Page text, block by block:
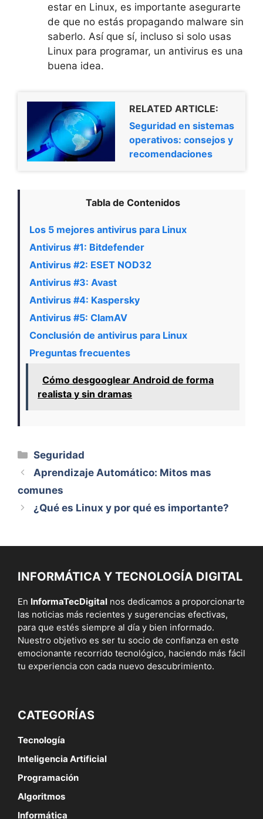
estar en Linux, es importante asegurarte
de que no estás propagando malware sin
saberlo. Así que sí, incluso si solo usas
Linux para programar, un antivirus es una
buena idea.
RELATED ARTICLE:
Seguridad en sistemas
operativos: consejos y
recomendaciones
Tabla de Contenidos
Los 5 mejores antivirus para Linux
Antivirus #1: Bitdefender
Antivirus #2: ESET NOD32
Antivirus #3: Avast
Antivirus #4: Kaspersky
Antivirus #5: ClamAV
Conclusión de antivirus para Linux
Preguntas frecuentes
Cómo desgooglear Android de forma
realista y sin dramas
Categorías
Seguridad
Aprendizaje Automático: Mitos mas
comunes
¿Qué es Linux y por qué es importante?
INFORMÁTICA Y TECNOLOGÍA DIGITAL
En InformaTecDigital nos dedicamos a proporcionarte
las noticias más recientes y sugerencias efectivas,
para que estés siempre al día y bien informado.
Nuestro objetivo es ser tu socio de confianza en este
emocionante recorrido tecnológico, haciendo más fácil
tu experiencia con cada nuevo descubrimiento.
CATEGORÍAS
Tecnología
Inteligencia Artificial
Programación
Algoritmos
Informática